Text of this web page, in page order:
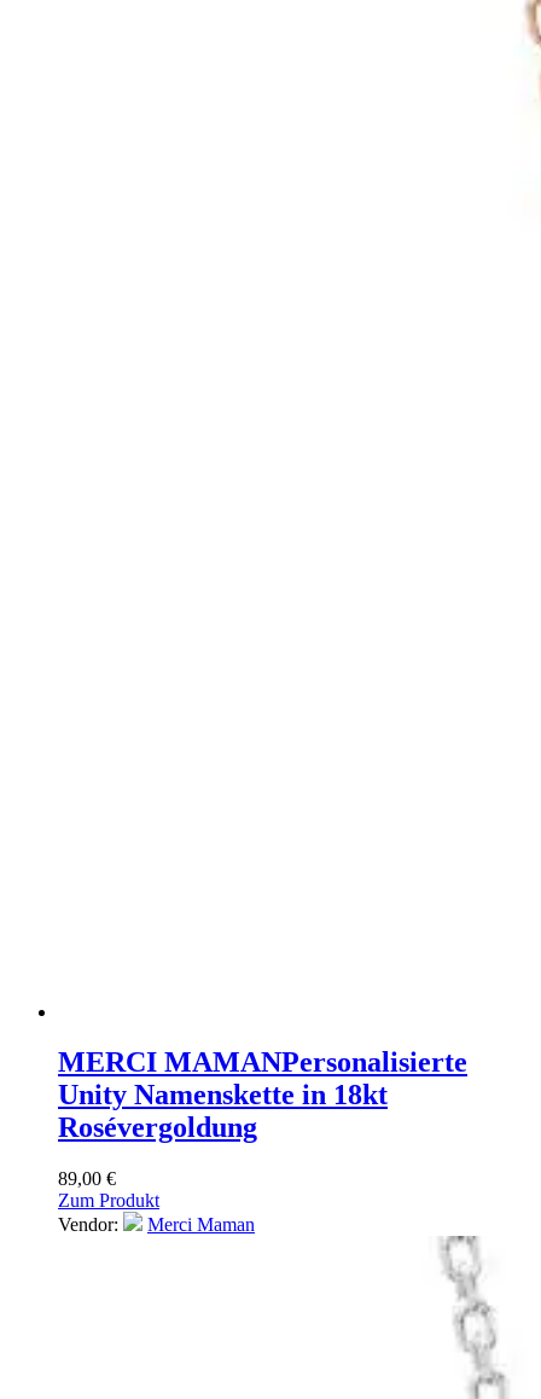
MERCI MAMANPersonalisierte
Unity Namenskette in 18kt
Rosévergoldung
89,00 €
Zum Produkt
Vendor:
Merci Maman